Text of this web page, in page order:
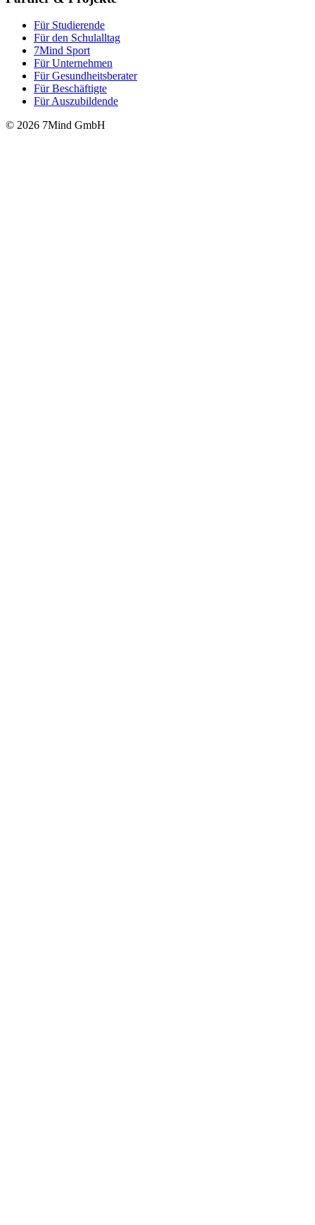
Für Stu­die­rende
Für den Schulalltag
7Mind Sport
Für Unter­neh­men
Für Gesund­heits­be­ra­ter
Für Beschäftigte
Für Auszubildende
© 2026 7Mind GmbH